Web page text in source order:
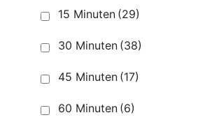
15 Minuten (29)
30 Minuten (38)
45 Minuten (17)
60 Minuten (6)